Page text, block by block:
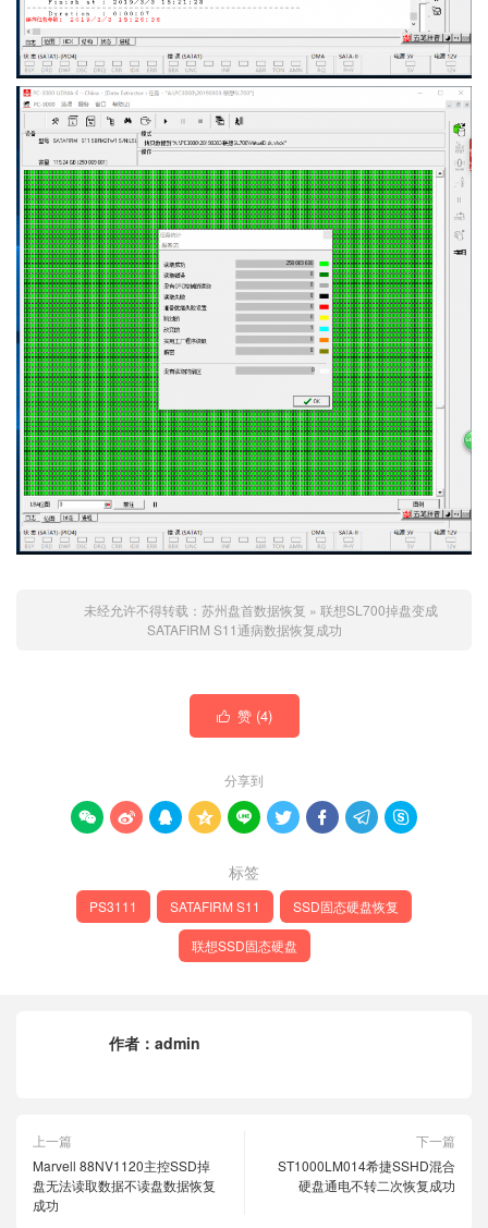
未经允许不得转载： 苏州盘首数据恢复 » 联想SL700掉盘变成
SATAFIRM S11通病数据恢复成功
 赞 (4)
分享到
        
标签
PS3111 SATAFIRM S11 SSD固态硬盘恢复
联想SSD固态硬盘
作者： admin
上一篇
Marvell 88NV1120主控SSD掉
盘无法读取数据不读盘数据恢复
成功
下一篇
ST1000LM014希捷SSHD混合
硬盘通电不转二次恢复成功